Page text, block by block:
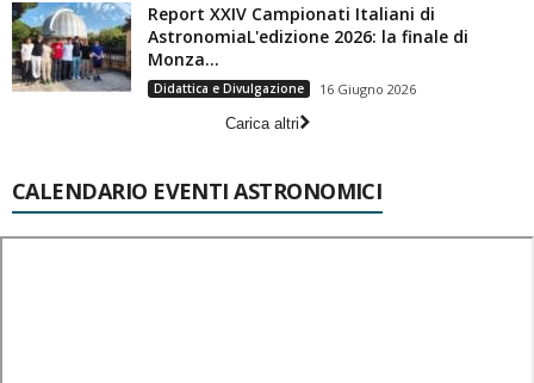
Report XXIV Campionati Italiani di
AstronomiaL'edizione 2026: la finale di
Monza...
Didattica e Divulgazione
16 Giugno 2026
Carica altri
CALENDARIO EVENTI ASTRONOMICI